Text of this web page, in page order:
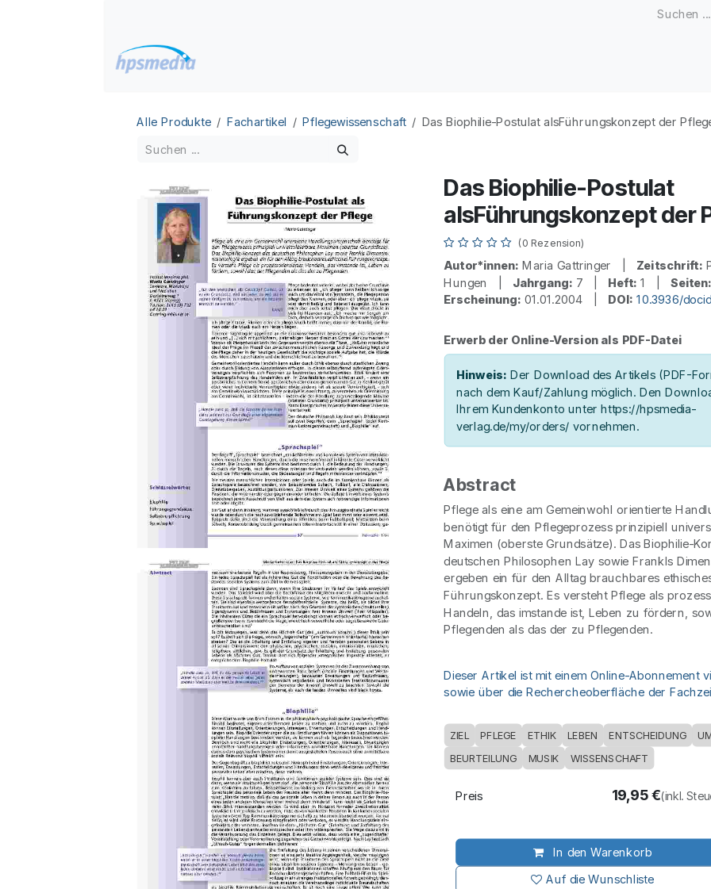
Alle Produkte Fachartikel Pflegewissenschaft Das Biophilie-Postulat alsFührungskonzept der
Das Biophilie-Postulat
alsFührungskonzept der
(0 Rezension)
Autor*innen: Maria Gattringer | Zeitschrift:
Hungen | Jahrgang: 7 | Heft: 1 | Seiten:
Erscheinung: 01.01.2004 | DOI: 10.3936/
Erwerb der Online-Version als PDF-Datei
Hinweis: Der Download des Artikels (PDF-
nach dem Kauf/Zahlung möglich. Den
Ihrem Kundenkonto unter https://hpsmedia-
verlag.de/my/orders/ vornehmen.
Abstract
Pflege als eine am Gemeinwohl orientierte
benötigt für den Pflegeprozess prinzipiell
Maximen (oberste Grundsätze). Das Biophilie-
deutschen Philosophen Lay sowie Frankls
ergeben ein für den Alltag brauchbares
Führungskonzept. Es versteht Pflege als
Handeln, das imstande ist, Leben zu fördern,
Pflegenden als das der zu Pflegenden.
Dieser Artikel ist mit einem Online-Abonnement
sowie über die Rechercheoberfläche der
ZIEL PFLEGE ETHIK LEBEN ENTSCHEIDUNG
BEURTEILUNG MUSIK WISSENSCHAFT
In den Warenkorb
Auf die Wunschliste
Preis 19,95€(inkl.